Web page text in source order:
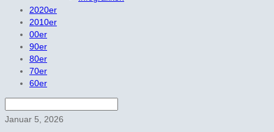
2020er
2010er
00er
90er
80er
70er
60er
Januar 5, 2026